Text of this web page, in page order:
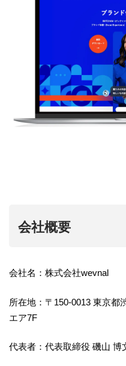
会社概要
会社名：株式会社wevnal
所在地：〒150-0013 東京都
エア7F
代表者：代表取締役 磯山 博